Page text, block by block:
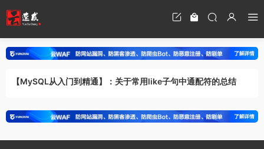
【MySQL从入门到精通】：关于常用like子句中通配符的总结